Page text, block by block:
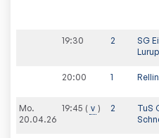
19:30 2
SG
Lurup
20:00 1
Mo.
20.04.26
19:45 v 2
TuS